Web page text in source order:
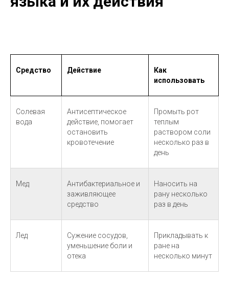
Средство Действие
Как
использовать
Солевая
вода
Антисептическое
действие, помогает
остановить
кровотечение
Промыть рот
теплым
раствором соли
несколько раз в
день
Мед
Антибактериальное и
заживляющее
средство
Наносить на
рану несколько
раз в день
Лед
Сужение сосудов,
уменьшение боли и
отека
Прикладывать к
ране на
несколько минут